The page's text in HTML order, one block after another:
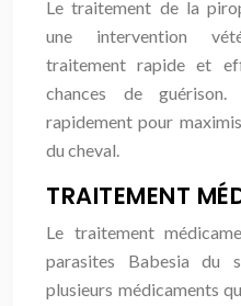
Le traitement de la
une intervention
traitement rapide et
chances de
rapidement pour
du cheval.
TRAITEMENT
Le traitement
parasites Babesia du
plusieurs médicaments